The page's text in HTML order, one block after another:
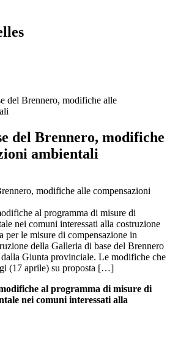
del Brennero, modifiche alle
del Brennero, modifiche
ambientali
al programma di misure di
nei comuni interessati alla costruzione
le misure di compensazione in
della Galleria di base del Brennero
Giunta provinciale. Le modifiche che
(17 aprile) su proposta […]
al programma di misure di
nei comuni interessati alla